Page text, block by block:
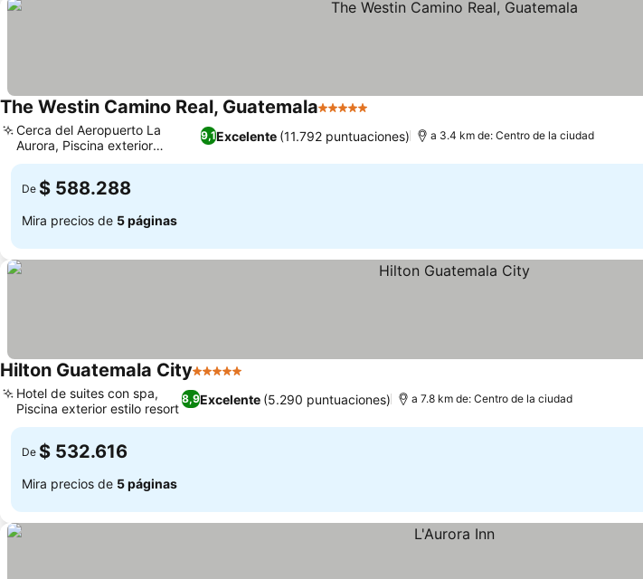
The Westin Camino Real, Guatemala5 Estrellas
9,1Excelente (11.792 puntuaciones)
Cerca del Aeropuerto La
Aurora, Piscina exterior
climatizada
a 3.4 km de: Centro de la ciudad
De $ 588.288
Mira precios de 5 páginas
Hilton Guatemala City5 Estrellas
8,9Excelente (5.290 puntuaciones)
Hotel de suites con spa,
Piscina exterior estilo resort
a 7.8 km de: Centro de la ciudad
De $ 532.616
Mira precios de 5 páginas